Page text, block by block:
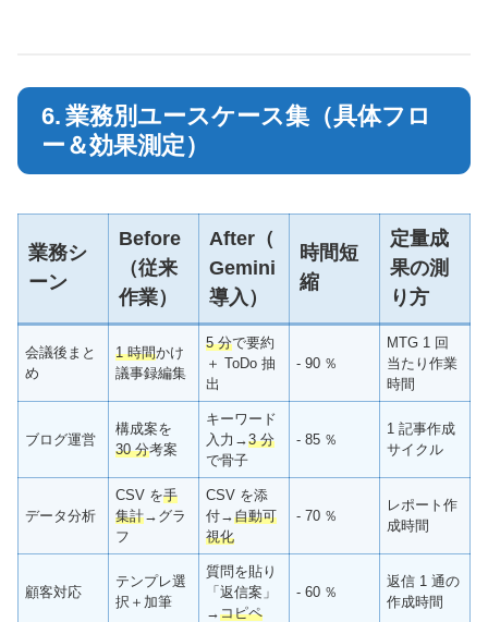
6. 業務別ユースケース集（具体フロ
ー＆効果測定）
業務シ
ーン
Before
（従来
作業）
After（
Gemini
導入）
時間短
縮
定量成
果の測
り方
会議後まと
め
1 時間かけ
議事録編集
5 分で要約
＋ ToDo 抽
出
‑ 90 ％
MTG 1 回
当たり作業
時間
ブログ運営
構成案を
30 分考案
キーワード
入力→3 分
で骨子
‑ 85 ％
1 記事作成
サイクル
データ分析
CSV を手
集計→グラ
フ
CSV を添
付→自動可
視化
‑ 70 ％
レポート作
成時間
顧客対応
テンプレ選
択＋加筆
質問を貼り
「返信案」
→コピペ
‑ 60 ％
返信 1 通の
作成時間